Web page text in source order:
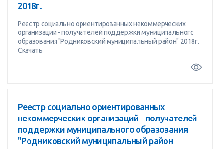
2018г.
Реестр социально ориентированных некоммерческих
организаций - получателей поддержки муниципального
образования "Родниковский муниципальный район" 2018г.
Скачать
Реестр социально ориентированных
некоммерческих организаций - получателей
поддержки муниципального образования
"Родниковский муниципальный район